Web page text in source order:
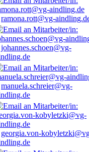
ramona.rott@vg-
johannes.schoen@vg-
manuela.schreier@vg-
georgia.von-